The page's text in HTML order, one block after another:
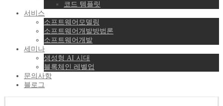
코드 템플릿
서비스
소프트웨어모델링
소프트웨어개발방법론
소프트웨어개발
세미나
생성형 AI 시대
블록체인 레벨업
문의사항
블로그